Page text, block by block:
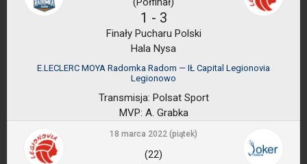
1 - 3
Finały Pucharu Polski
Hala Nysa
E.LECLERC MOYA Radomka Radom — IŁ Capital Legionovia
Legionowo
Transmisja: Polsat Sport
MVP: A. Grabka
18 marca 2022 (piątek)
(22)